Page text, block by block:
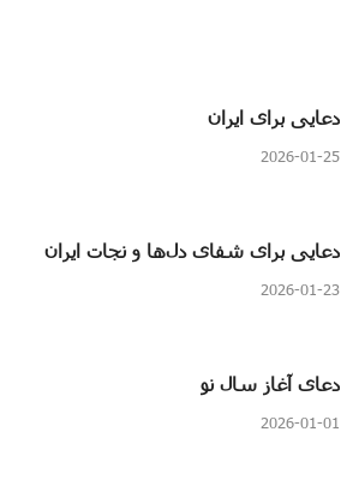
دعایی برای ایران
2026-01-25
دعایی برای شفای دل‌ها و نجات ایران
2026-01-23
دعای آغاز سال نو
2026-01-01